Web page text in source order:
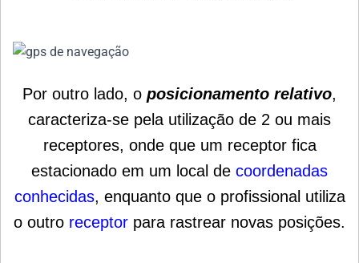
Por outro lado, o posicionamento relativo,
caracteriza-se pela utilização de 2 ou mais
receptores, onde que um receptor fica
estacionado em um local de coordenadas
conhecidas, enquanto que o profissional utiliza
o outro receptor para rastrear novas posições.